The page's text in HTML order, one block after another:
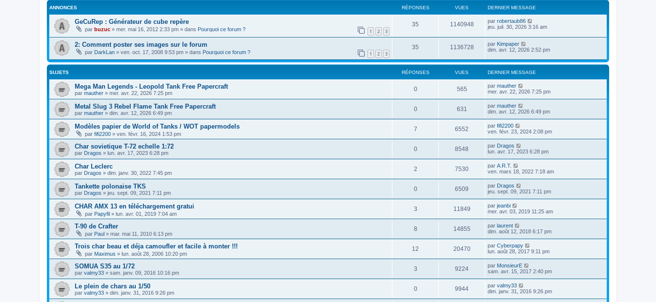
ANNONCES RÉPONSES VUES DERNIER MESSAGE
GeCuRep : Générateur de cube repère
par buzuc » mer. mai 16, 2012 2:33 pm » dans Pourquoi ce forum ? 1 2 3
35 1140948 par robertaub86
jeu. juil. 30, 2026 3:16 am
2: Comment poster ses images sur le forum
par DarkLan » ven. oct. 17, 2008 9:53 pm » dans Pourquoi ce forum ? 1 2 3
35 1136728 par Kimpaper
dim. avr. 12, 2026 2:52 pm
SUJETS RÉPONSES VUES DERNIER MESSAGE
Mega Man Legends - Leopold Tank Free Papercraft
par mauther » mer. avr. 22, 2026 7:25 pm
0 565 par mauther
mer. avr. 22, 2026 7:25 pm
Metal Slug 3 Rebel Flame Tank Free Papercraft
par mauther » dim. avr. 12, 2026 6:49 pm
0 631 par mauther
dim. avr. 12, 2026 6:49 pm
Modèles papier de World of Tanks / WOT papermodels
par fifi2200 » ven. févr. 16, 2024 1:53 pm
7 6552 par fifi2200
ven. févr. 23, 2024 2:08 pm
Char sovietique T-72 echelle 1:72
par Dragos » lun. avr. 17, 2023 6:28 pm
0 8548 par Dragos
lun. avr. 17, 2023 6:28 pm
Char Leclerc
par Dragos » dim. janv. 30, 2022 7:45 pm
2 7530 par A.R.T.
ven. mars 18, 2022 7:18 am
Tankette polonaise TKS
par Dragos » jeu. sept. 09, 2021 7:11 pm
0 6509 par Dragos
jeu. sept. 09, 2021 7:11 pm
CHAR AMX 13 en téléchargement gratui
par Papyfil » lun. avr. 01, 2019 7:04 am
3 11849 par jeanbi
mer. avr. 03, 2019 11:25 am
T-90 de Crafter
par Paul » mar. mai 11, 2010 6:13 pm
8 14855 par laurent
dim. août 12, 2018 6:17 pm
Trois char beau et déja camoufler et facile à monter !!!
par Maximus » lun. août 28, 2006 10:20 pm
12 20470 par Cyberpapy
lun. août 28, 2017 9:11 pm
SOMUA S35 au 1/72
par valmy33 » sam. janv. 09, 2016 10:16 pm
3 9224 par MonsieurE
sam. avr. 15, 2017 2:40 pm
Le plein de chars au 1/50
par valmy33 » dim. janv. 31, 2016 9:26 pm
0 9944 par valmy33
dim. janv. 31, 2016 9:26 pm